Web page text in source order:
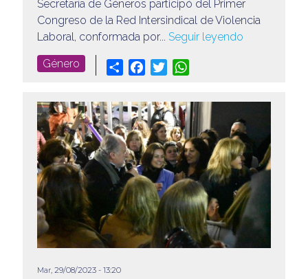
Secretaría de Géneros participó del Primer
Congreso de la Red Intersindical de Violencia
Laboral, conformada por... Seguir leyendo
Género Share Facebook
Twitter
Mar, 29/08/2023 - 13:20